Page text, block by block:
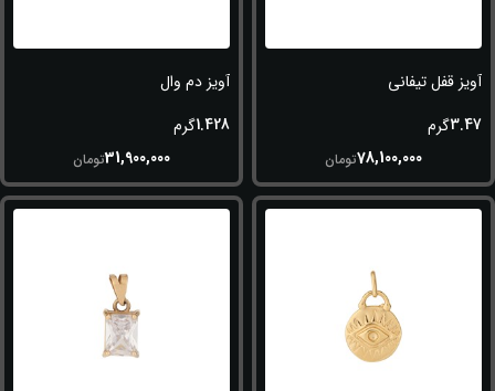
آویز قفل تیفانی
3.47گرم
78,100,000تومان
آویز دم وال
1.428گرم
31,900,000تومان